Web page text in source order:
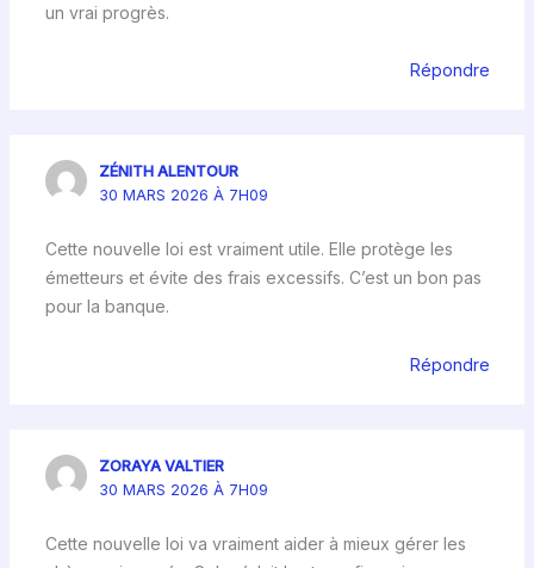
un vrai progrès.
Répondre
ZÉNITH ALENTOUR
30 MARS 2026 À 7H09
Cette nouvelle loi est vraiment utile. Elle protège les
émetteurs et évite des frais excessifs. C’est un bon pas
pour la banque.
Répondre
ZORAYA VALTIER
30 MARS 2026 À 7H09
Cette nouvelle loi va vraiment aider à mieux gérer les